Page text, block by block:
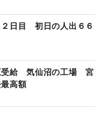
２日目 初日の人出６６
受給 気仙沼の工場 宮
高額